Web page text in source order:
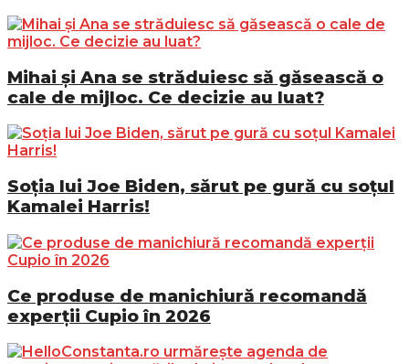
Mihai și Ana se străduiesc să găsească o
cale de mijloc. Ce decizie au luat?
Soția lui Joe Biden, sărut pe gură cu soțul
Kamalei Harris!
Ce produse de manichiură recomandă
experții Cupio în 2026